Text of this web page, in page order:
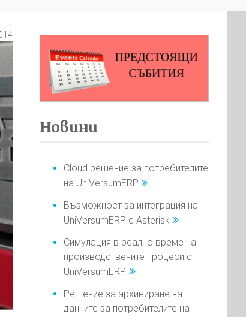
Новини
Cloud решение за потребителите
на UniVersumERP
Възможност за интеграция на
UniVersumERP с Asterisk
Симулация в реално време на
производствените процеси с
UniVersumERP.
Решение за архивиране на
данните за потребителите на